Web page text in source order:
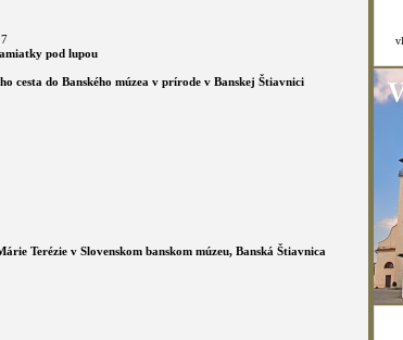
pod lupou
cesta do Banského múzea v prírode v Banskej Štiavnici
Terézie v Slovenskom banskom múzeu, Banská Štiavnica